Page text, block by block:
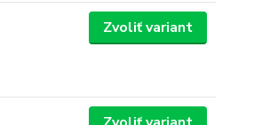
Zvoliť variant